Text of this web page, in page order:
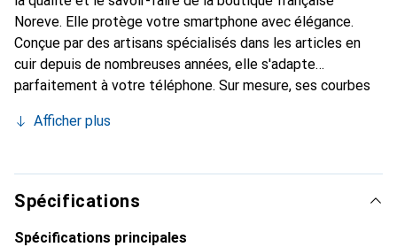
Noreve. Elle protège votre smartphone avec élégance.
Conçue par des artisans spécialisés dans les articles en
cuir depuis de nombreuses années, elle s'adapte
parfaitement à votre téléphone. Sur mesure, ses courbes
devient un accessoire chic et essentiel de votre
produits de haute qualité, la marque Noreve est un choix
sûr pour une clientèle exigeante.
Afficher plus
Spécifications
Spécifications principales